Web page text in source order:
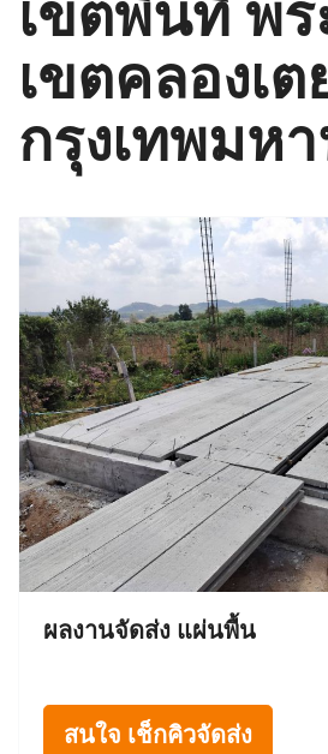
เขตคลองเต
กรุงเทพมห
ผลงานจัดส่ง แผ่นพื้น
สนใจ เช็กคิวจัดส่ง